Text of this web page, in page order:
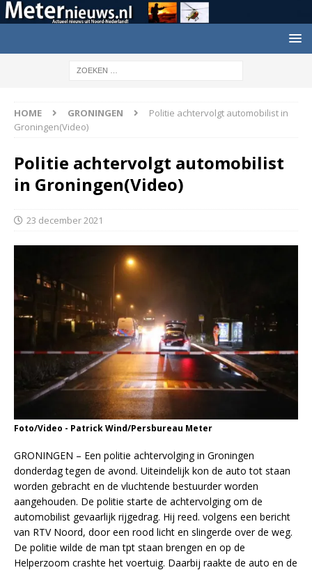
HOME GRONINGEN
Politie achtervolgt automobilist in
Groningen(Video)
Politie achtervolgt automobilist
in Groningen(Video)
23 december 2021
Foto/Video - Patrick Wind/Persbureau Meter
GRONINGEN – Een politie achtervolging in Groningen
donderdag tegen de avond. Uiteindelijk kon de auto tot staan
worden gebracht en de vluchtende bestuurder worden
aangehouden. De politie starte de achtervolging om de
automobilist gevaarlijk rijgedrag. Hij reed. volgens een bericht
van RTV Noord, door een rood licht en slingerde over de weg.
De politie wilde de man tpt staan brengen en op de
Helperzoom crashte het voertuig. Daarbij raakte de auto en de